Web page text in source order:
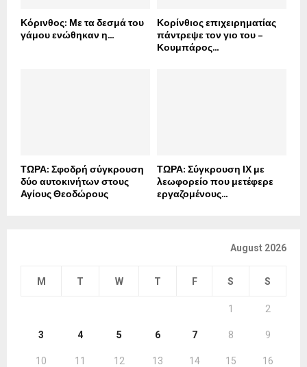
Κόρινθος: Με τα δεσμά του
γάμου ενώθηκαν η...
Κορίνθιος επιχειρηματίας
πάντρεψε τον γιο του –
Κουμπάρος...
ΤΩΡΑ: Σφοδρή σύγκρουση
δύο αυτοκινήτων στους
Αγίους Θεοδώρους
ΤΩΡΑ: Σύγκρουση ΙΧ με
λεωφορείο που μετέφερε
εργαζομένους...
August 2026
M T W T F S S
1 2
3 4 5 6 7 8 9
10 11 12 13 14 15 16